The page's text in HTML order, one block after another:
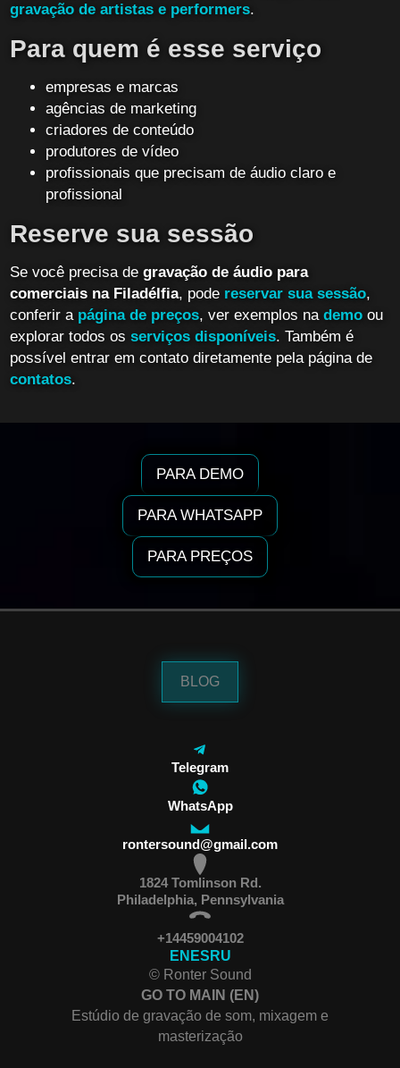
gravação de artistas e performers.
Para quem é esse serviço
empresas e marcas
agências de marketing
criadores de conteúdo
produtores de vídeo
profissionais que precisam de áudio claro e
profissional
Reserve sua sessão
Se você precisa degravação de áudio para
comerciais na Filadélfia, pode reservar sua sessão,
conferir a página de preços, ver exemplos nademo ou
explorar todos osserviços disponíveis. Também é
possível entrar em contato diretamente pela página de
contatos.
PARA DEMO
PARA WHATSAPP
PARA PREÇOS
BLOG
Telegram
WhatsApp
rontersound@gmail.com
1824 Tomlinson Rd.
Philadelphia, Pennsylvania
+14459004102
EN ES RU
© Ronter Sound
GO TO MAIN (EN)
Estúdio de gravação de som, mixagem e
masterização